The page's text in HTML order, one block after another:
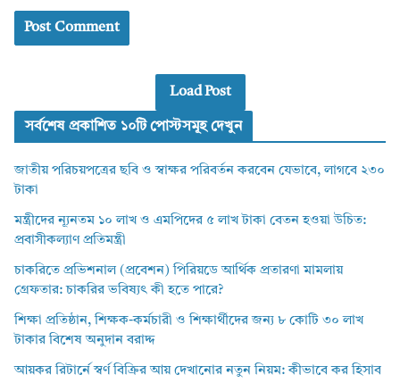
Load Post
সর্বশেষ প্রকাশিত ১০টি পোস্টসমূহ দেখুন
জাতীয় পরিচয়পত্রের ছবি ও স্বাক্ষর পরিবর্তন করবেন যেভাবে, লাগবে ২৩০
টাকা
মন্ত্রীদের ন্যূনতম ১০ লাখ ও এমপিদের ৫ লাখ টাকা বেতন হওয়া উচিত:
প্রবাসীকল্যাণ প্রতিমন্ত্রী
চাকরিতে প্রভিশনাল (প্রবেশন) পিরিয়ডে আর্থিক প্রতারণা মামলায়
গ্রেফতার: চাকরির ভবিষ্যৎ কী হতে পারে?
শিক্ষা প্রতিষ্ঠান, শিক্ষক-কর্মচারী ও শিক্ষার্থীদের জন্য ৮ কোটি ৩০ লাখ
টাকার বিশেষ অনুদান বরাদ্দ
আয়কর রিটার্নে স্বর্ণ বিক্রির আয় দেখানোর নতুন নিয়ম: কীভাবে কর হিসাব